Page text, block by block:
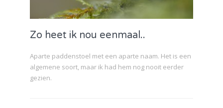
Zo heet ik nou eenmaal..
Aparte paddenstoel met een aparte naam. Het is een
algemene soort, maar ik had hem nog nooit eerder
gezien.